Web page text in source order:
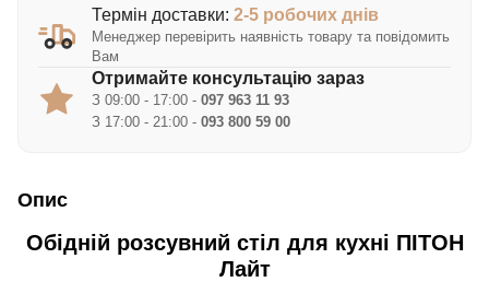
Термін доставки: 2-5 робочих днів
Менеджер перевірить наявність товару та повідомить
Вам
Отримайте консультацію зараз
З 09:00 - 17:00 - 097 963 11 93
З 17:00 - 21:00 - 093 800 59 00
Опис
Обідній розсувний стіл для кухні ПІТОН
Лайт